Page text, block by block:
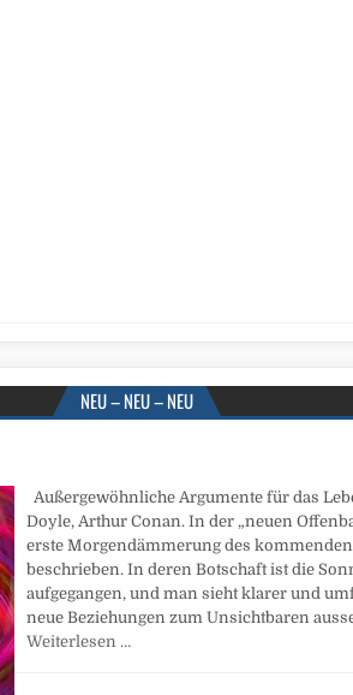
NEU – NEU – NEU
Außergewöhnliche Argumente für das
Doyle, Arthur Conan. In der „neuen
erste Morgendämmerung des
beschrieben. In deren Botschaft ist die
aufgegangen, und man sieht klarer und
neue Beziehungen zum Unsichtbaren
Weiterlesen …